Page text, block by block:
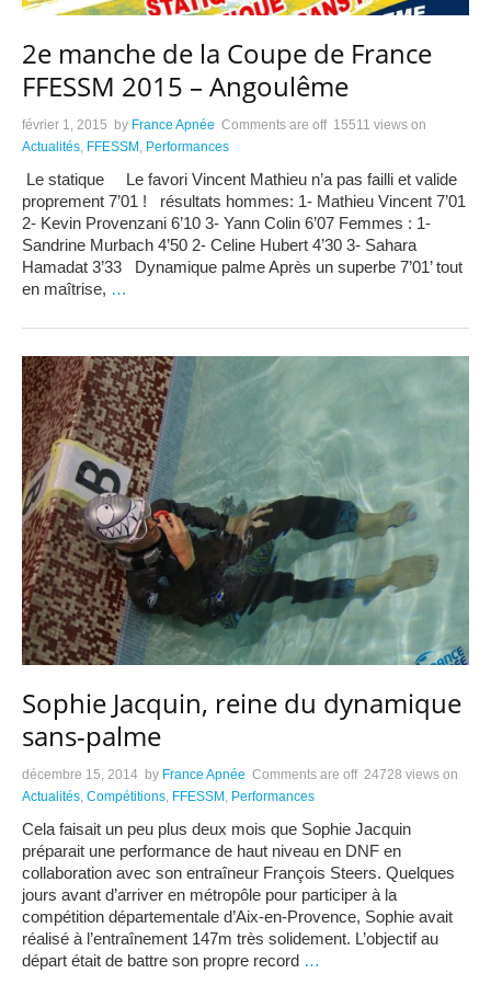
2e manche de la Coupe de France
FFESSM 2015 – Angoulême
février 1, 2015 by France Apnée Comments are off 15511 views on
Actualités, FFESSM, Performances
Le statique Le favori Vincent Mathieu n’a pas failli et valide
proprement 7’01 ! résultats hommes: 1- Mathieu Vincent 7’01
2- Kevin Provenzani 6’10 3- Yann Colin 6’07 Femmes : 1-
Sandrine Murbach 4’50 2- Celine Hubert 4’30 3- Sahara
Hamadat 3’33 Dynamique palme Après un superbe 7’01’ tout
en maîtrise, …
Sophie Jacquin, reine du dynamique
sans-palme
décembre 15, 2014 by France Apnée Comments are off 24728 views on
Actualités, Compétitions, FFESSM , Performances
Cela faisait un peu plus deux mois que Sophie Jacquin
préparait une performance de haut niveau en DNF en
collaboration avec son entraîneur François Steers. Quelques
jours avant d’arriver en métropôle pour participer à la
compétition départementale d’Aix-en-Provence, Sophie avait
réalisé à l’entraînement 147m très solidement. L’objectif au
départ était de battre son propre record …